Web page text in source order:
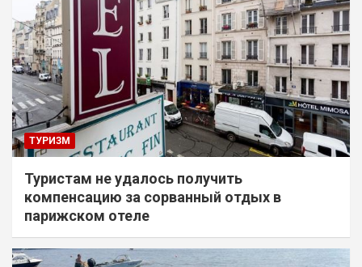
ТУРИЗМ
Туристам не удалось получить
компенсацию за сорванный отдых в
парижском отеле